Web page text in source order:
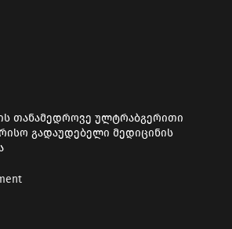
ის თანამედროვე ულტრაბგერითი
გადაუდებელი მედიცინის